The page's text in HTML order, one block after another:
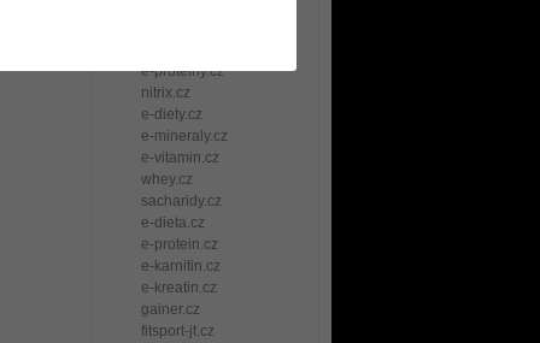
e-proteiny.cz
nitrix.cz
e-diety.cz
e-mineraly.cz
e-vitamin.cz
whey.cz
sacharidy.cz
e-dieta.cz
e-protein.cz
e-karnitin.cz
e-kreatin.cz
gainer.cz
fitsport-jt.cz